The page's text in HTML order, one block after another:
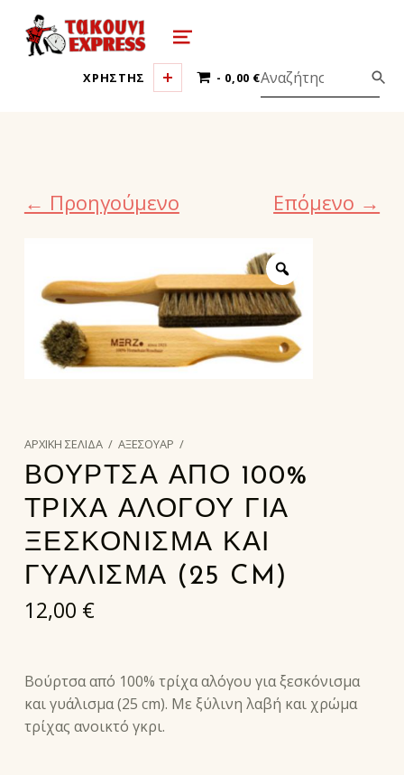
τακούνι εξπρές αθήνα-takoyni
MENU
ΧΡΗΣΤΗΣ
0 ΠΡΟΪΌΝΤΑ
0,00 €
← Προηγούμενο Επόμενο →
ΑΡΧΙΚΉ ΣΕΛΊΔΑ / ΑΞΕΣΟΥΑΡ /
ΒΟΎΡΤΣΑ ΑΠΌ 100%
ΤΡΊΧΑ ΑΛΌΓΟΥ ΓΙΑ
ΞΕΣΚΌΝΙΣΜΑ ΚΑΙ
ΓΥΆΛΙΣΜΑ (25 CM)
12,00 €
Βούρτσα από 100% τρίχα αλόγου για ξεσκόνισμα
και γυάλισμα (25 cm). Με ξύλινη λαβή και χρώμα
τρίχας ανοικτό γκρι.